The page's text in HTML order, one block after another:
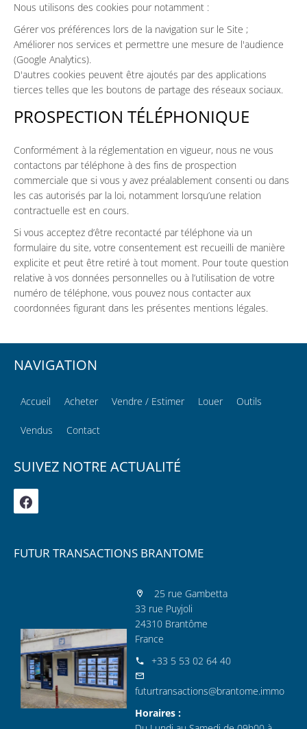
Nous utilisons des cookies pour notamment :
Gérer vos préférences lors de la navigation sur le Site ;
Améliorer nos services et permettre une mesure de l'audience
(Google Analytics).
D'autres cookies peuvent être ajoutés par des applications
tierces telles que les boutons de partage des réseaux sociaux.
PROSPECTION TÉLÉPHONIQUE
Conformément à la réglementation en vigueur, nous ne vous
contactons par téléphone à des fins de prospection
commerciale que si vous y avez préalablement consenti ou dans
les cas autorisés par la loi, notamment lorsqu’une relation
contractuelle est en cours.
Si vous acceptez d’être recontacté par téléphone via un
formulaire du site, votre consentement est recueilli de manière
explicite et peut être retiré à tout moment. Pour toute question
relative à vos données personnelles ou à l’utilisation de votre
numéro de téléphone, vous pouvez nous contacter aux
coordonnées figurant dans les présentes mentions légales.
NAVIGATION
Accueil Acheter Vendre / Estimer Louer Outils
Vendus Contact
SUIVEZ NOTRE ACTUALITÉ
FUTUR TRANSACTIONS BRANTOME
25 rue Gambetta
33 rue Puyjoli
24310 Brantôme
France
+33 5 53 02 64 40
futurtransactions@brantome.immo
Horaires :